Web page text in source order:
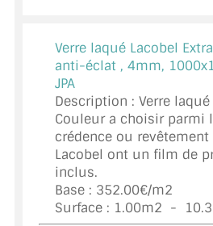
VERRE EXTRACLAIR
VERRE TREMPÉ (SÉCURIT)
PAROI DE DOUCHE
VERRE FEUILLETÉ
VERRE ANTI-REFLET
Verre laqué Lacobel
anti-éclat , 4mm,
JPA
Description : Verre laqué
Couleur a choisir parmi
crédence ou
Lacobel ont un film de
inclus.
Base : 352.00€/m2
Surface : 1.00m2 - 10.3